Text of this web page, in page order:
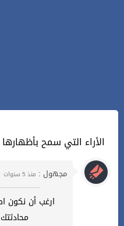
2 : الأراء التي سمح بأظهارها
مجهول : منذ 5 سنوات
ارغب أن نكون